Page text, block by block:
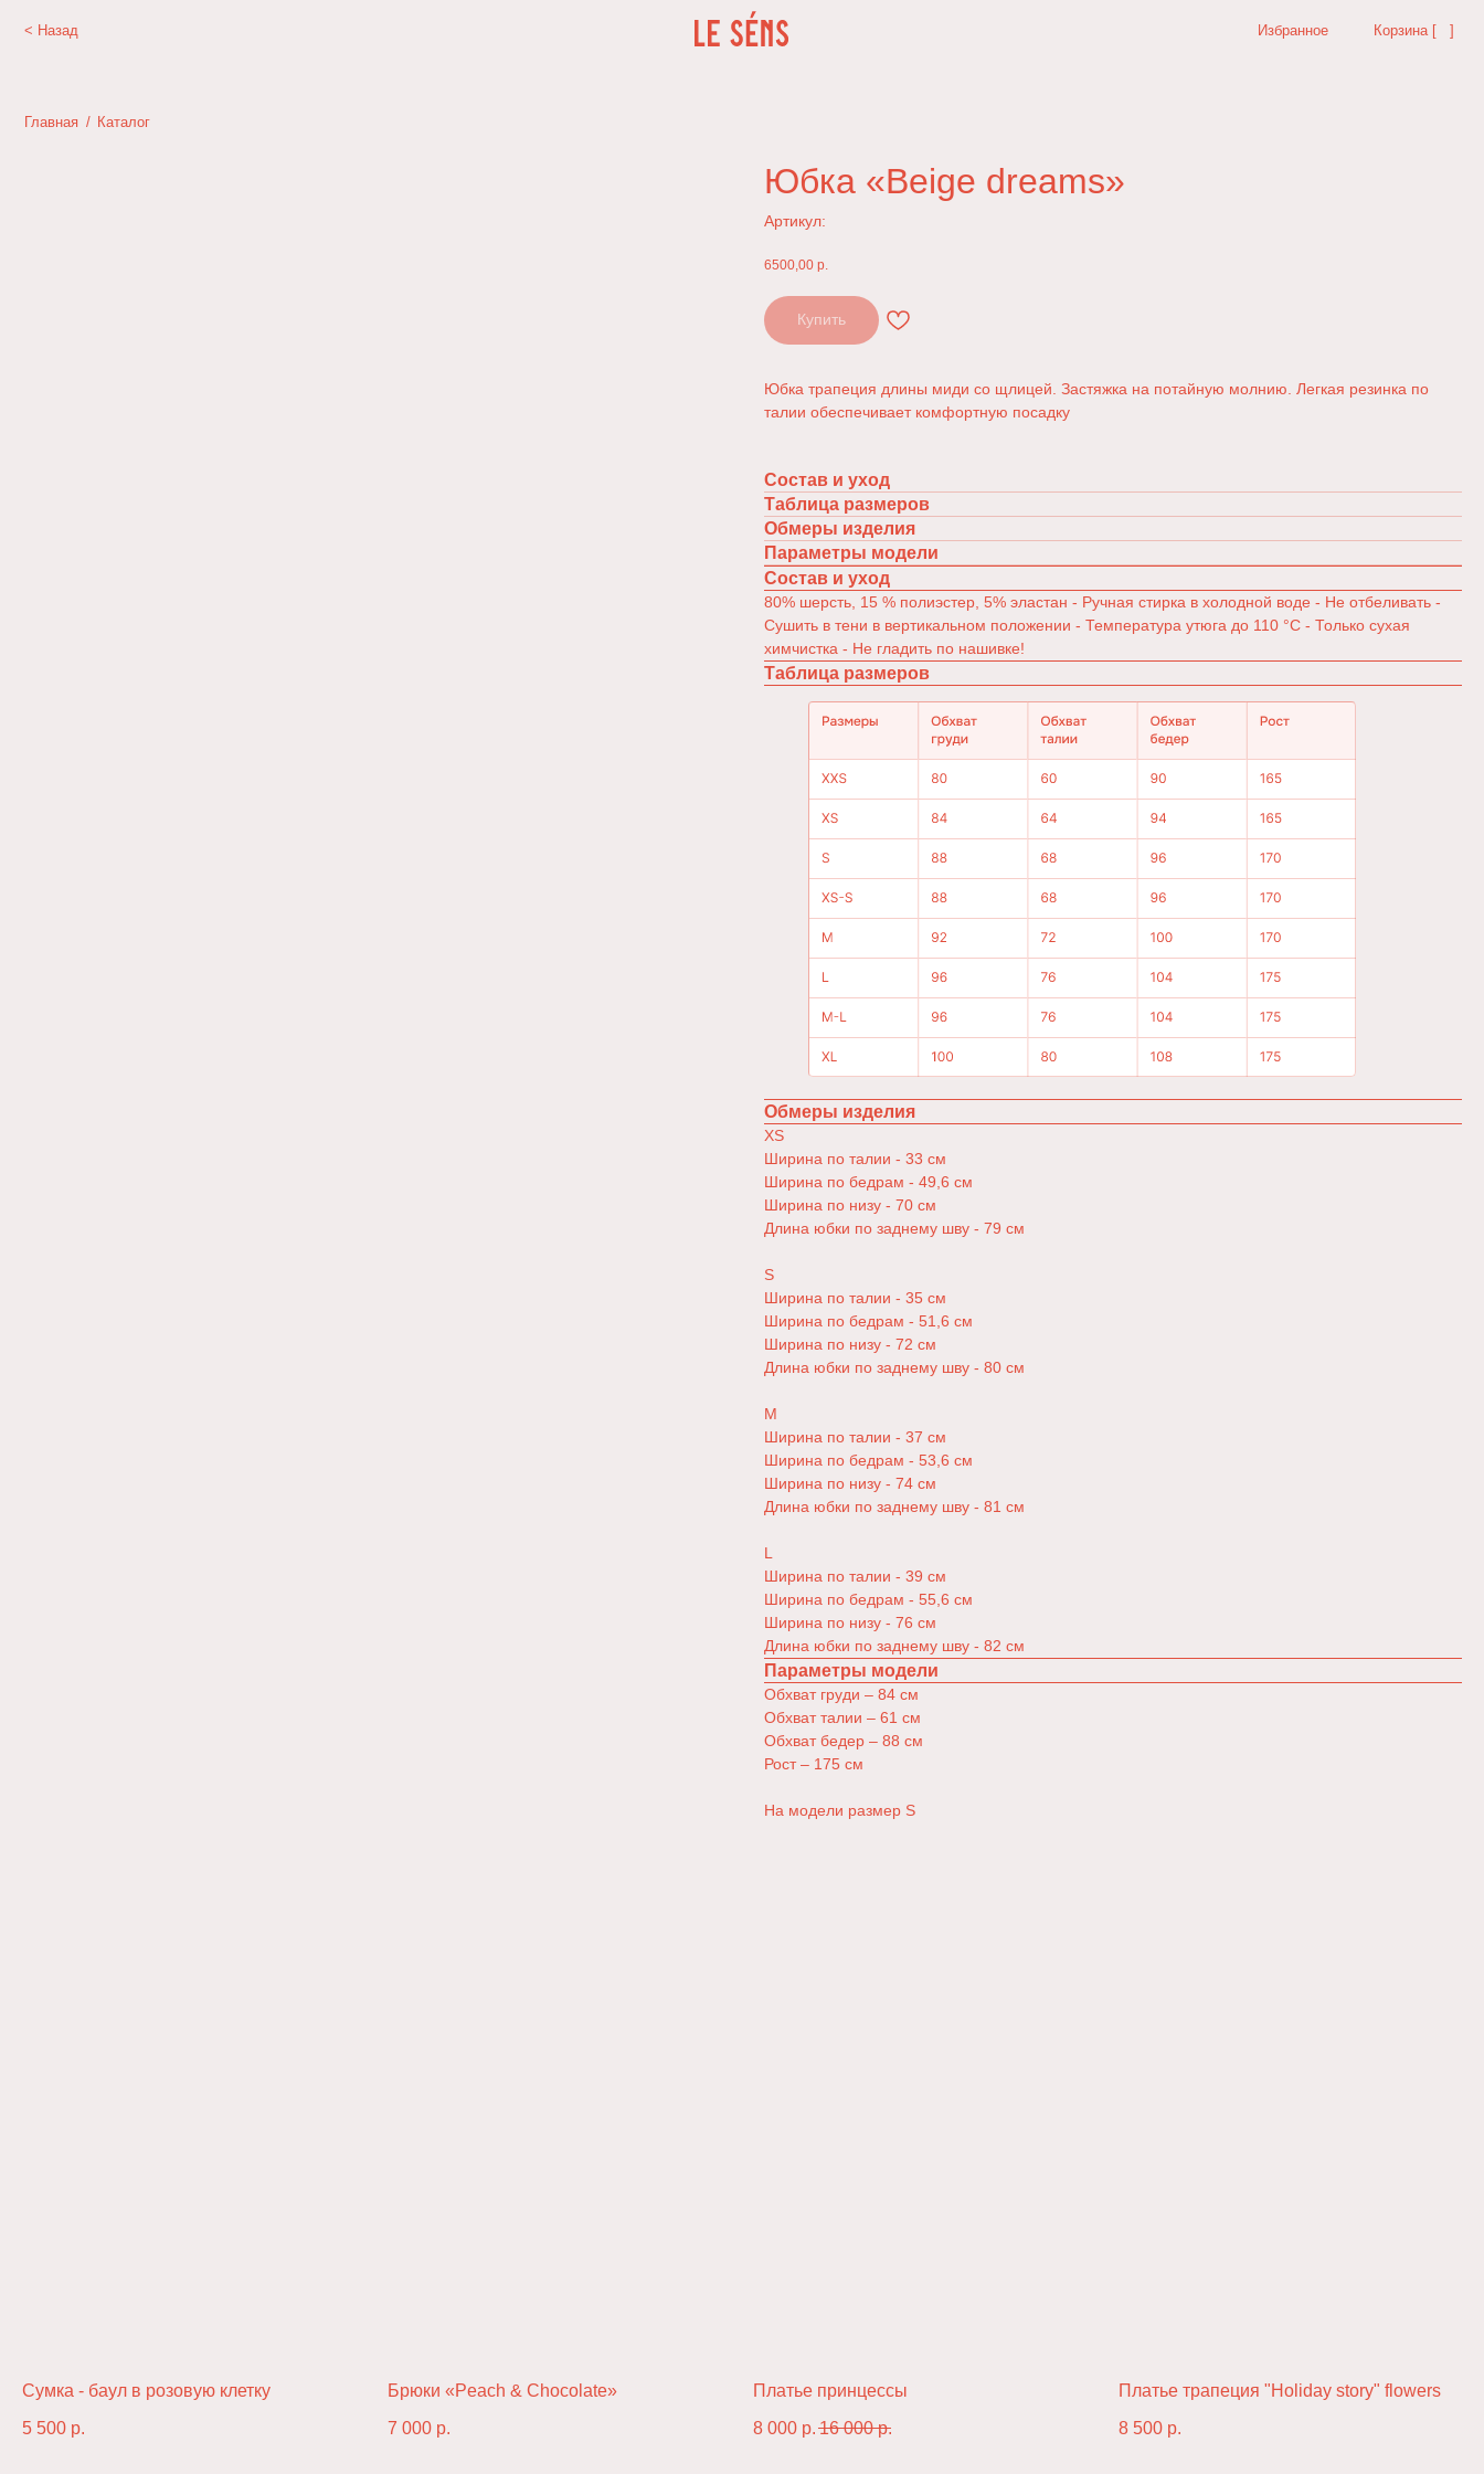
< Назад Корзина [ ]
Юбка «Beige dreams»
Артикул:
6500,00 р.
Купить
Юбка трапеция длины миди cо щлицей. Застяжка на потайную молнию. Легкая резинка по
талии обеспечивает комфортную посадку
Состав и уход
Таблица размеров
Обмеры изделия
Параметры модели
Состав и уход
80% шерсть, 15 % полиэстер, 5% эластан - Ручная стирка в холодной воде - Не отбеливать -
Сушить в тени в вертикальном положении - Температура утюга до 110 °C - Только сухая
химчистка - Не гладить по нашивке!
Таблица размеров
Обмеры изделия
XS
Ширина по талии - 33 см
Ширина по бедрам - 49,6 см
Ширина по низу - 70 см
Длина юбки по заднему шву - 79 см
S
Ширина по талии - 35 см
Ширина по бедрам - 51,6 см
Ширина по низу - 72 см
Длина юбки по заднему шву - 80 см
M
Ширина по талии - 37 см
Ширина по бедрам - 53,6 см
Ширина по низу - 74 см
Длина юбки по заднему шву - 81 см
L
Ширина по талии - 39 см
Ширина по бедрам - 55,6 см
Ширина по низу - 76 см
Длина юбки по заднему шву - 82 см
Параметры модели
Обхват груди – 84 см
Обхват талии – 61 см
Обхват бедер – 88 см
Рост – 175 см
На модели размер S
Сумка - баул в розовую клетку
5 500 р.
Брюки «Peach & Chocolate»
7 000 р.
Платье принцессы
8 000 р. 16 000 р.
Платье трапеция "Holiday story" flowers
8 500 р.
+7 (915) 106-02-92